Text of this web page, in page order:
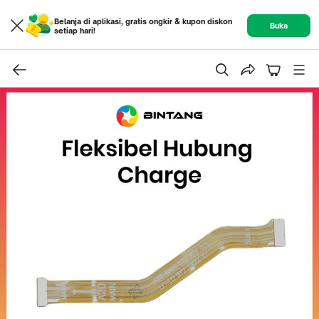
Belanja di aplikasi, gratis ongkir & kupon diskon
setiap hari!
Buka